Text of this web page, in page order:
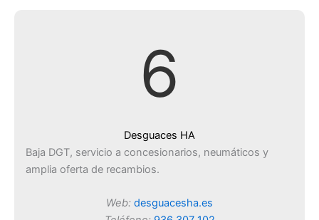
6
Desguaces HA
Baja DGT, servicio a concesionarios, neumáticos y
amplia oferta de recambios.
Web: desguacesha.es